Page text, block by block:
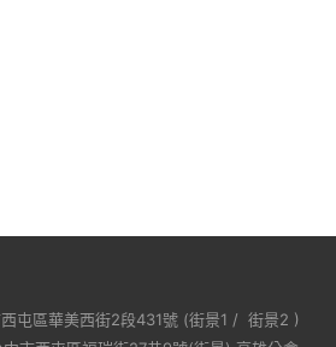
屯區華美西街2段431號 (街景1 / 街景2 )